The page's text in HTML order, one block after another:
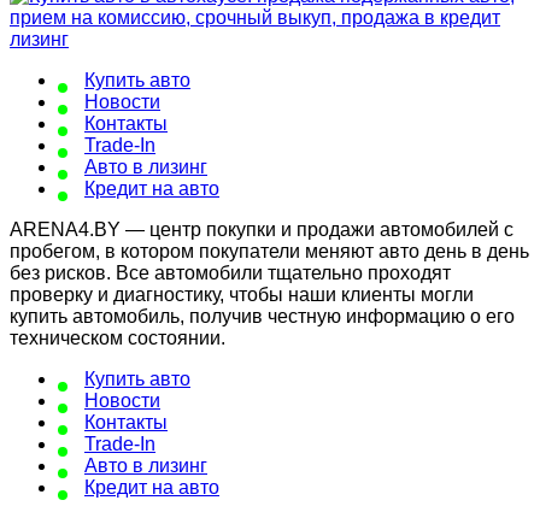
Купить авто
Новости
Контакты
Trade-In
Авто в лизинг
Кредит на авто
ARENA4.BY — центр покупки и продажи автомобилей с
пробегом, в котором покупатели меняют авто день в день
без рисков. Все автомобили тщательно проходят
проверку и диагностику, чтобы наши клиенты могли
купить автомобиль, получив честную информацию о его
техническом состоянии.
Купить авто
Новости
Контакты
Trade-In
Авто в лизинг
Кредит на авто